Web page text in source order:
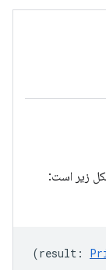
زیر است:
(result :